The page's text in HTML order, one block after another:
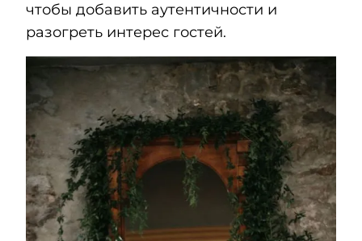
чтобы добавить аутентичности и
разогреть интерес гостей.